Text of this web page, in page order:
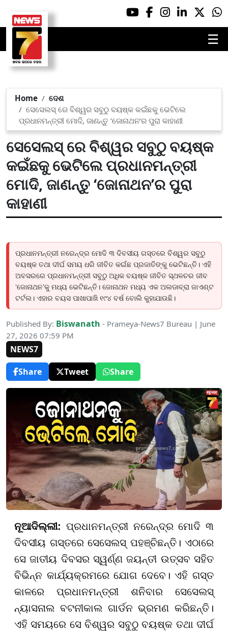
☰
Home
ଦେଶ
ସେସେଲସ୍ ରେ ବିଶ୍ୱର ସବୁଠୁ ବୟଷ୍କ କଇଁଛକୁ ଭେଟିଲେ
ପ୍ରଧାନମନ୍ତ୍ରୀ ମୋଦି, ଜାଣନ୍ତୁ ‘ଜୋନାଥନ’ର ପୁରା କାହାଣୀ
ସେସେଲସ୍ ରେ ବିଶ୍ୱର ସବୁଠୁ ବୟଷ୍କ
କଇଁଛକୁ ଭେଟିଲେ ପ୍ରଧାନମନ୍ତ୍ରୀ
ମୋଦି, ଜାଣନ୍ତୁ ‘ଜୋନାଥନ’ର ପୁରା
କାହାଣୀ
ପ୍ରଧାନମନ୍ତ୍ରୀ ନରେନ୍ଦ୍ର ମୋଦି ୩ ଦିବସୀୟ ଗସ୍ତରେ ବିଶ୍ୱର ସବୁଠୁ
ବୟଷ୍କ ତଥା ଦୀର୍ଘ ସମୟ ଧରି ଜୀବିତ କଇଁଛ ପ୍ରଜାତିଙ୍କୁ ଭେଟିଛନ୍ତି। ଏହି
ଅବସରରେ ପ୍ରଧାନମନ୍ତ୍ରୀ ସବୁଠୁ ଅଧିକ ବୟଷ୍କ ଜୀବିତ ସ୍ଥଳଚର ଜୀବ
‘ଜୋନାଥନ’କୁ ମଧ୍ୟ ଭେଟିଛନ୍ତି। ଜୋନାଥନ ମଧ୍ୟ ଏକ ଅଲଡାବ୍ରା ଜାଏଣ୍ଟ
ଟର୍ଟଲ। ଏହାର ବୟସ ପାଖାପାଖି ୧୯୪ ବର୍ଷ ବୋଲି କୁହାଯାଉଛି।
Published By: Biswanath - Prameya-News7 Bureau | June
27, 2026 07:59 PM
NEWS7
Share
Tweet Share
ନୂଆଦିଲ୍ଲୀ: ପ୍ରଧାନମନ୍ତ୍ରୀ ନରେନ୍ଦ୍ର ମୋଦି ୩
ଦିବସୀୟ ଗସ୍ତରେ ସେସେଲସ୍ ପହଞ୍ଚିଛନ୍ତି। ଏଠାରେ
ସେ ଜାତୀୟ ଦିବସର ସ୍ୱର୍ଣ୍ଣ ଜୟନ୍ତୀ ଉତ୍ସବ ସହିତ
ବିଭିନ୍ନ କାର୍ଯ୍ୟକ୍ରମରେ ଯୋଗ ଦେବେ। ଏହି ଗସ୍ତ
କାଳରେ ପ୍ରଧାନମନ୍ତ୍ରୀ ଶନିବାର ସେସେଲସ୍
ନ୍ୟାସନାଲ ବଟନୀକାଲ ଗାର୍ଡନ ଭ୍ରମଣ କରିଛନ୍ତି।
ଏହି ସମୟରେ ସେ ବିଶ୍ୱର ସବୁଠୁ ବୟଷ୍କ ତଥା ଦୀର୍ଘ